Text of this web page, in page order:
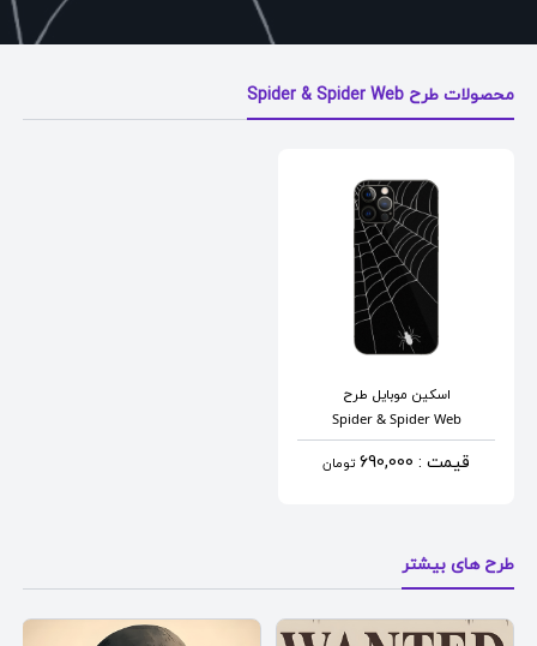
محصولات طرح Spider & Spider Web
اسکین موبایل طرح
Spider & Spider Web
قیمت : 690,000 تومان
طرح های بیشتر